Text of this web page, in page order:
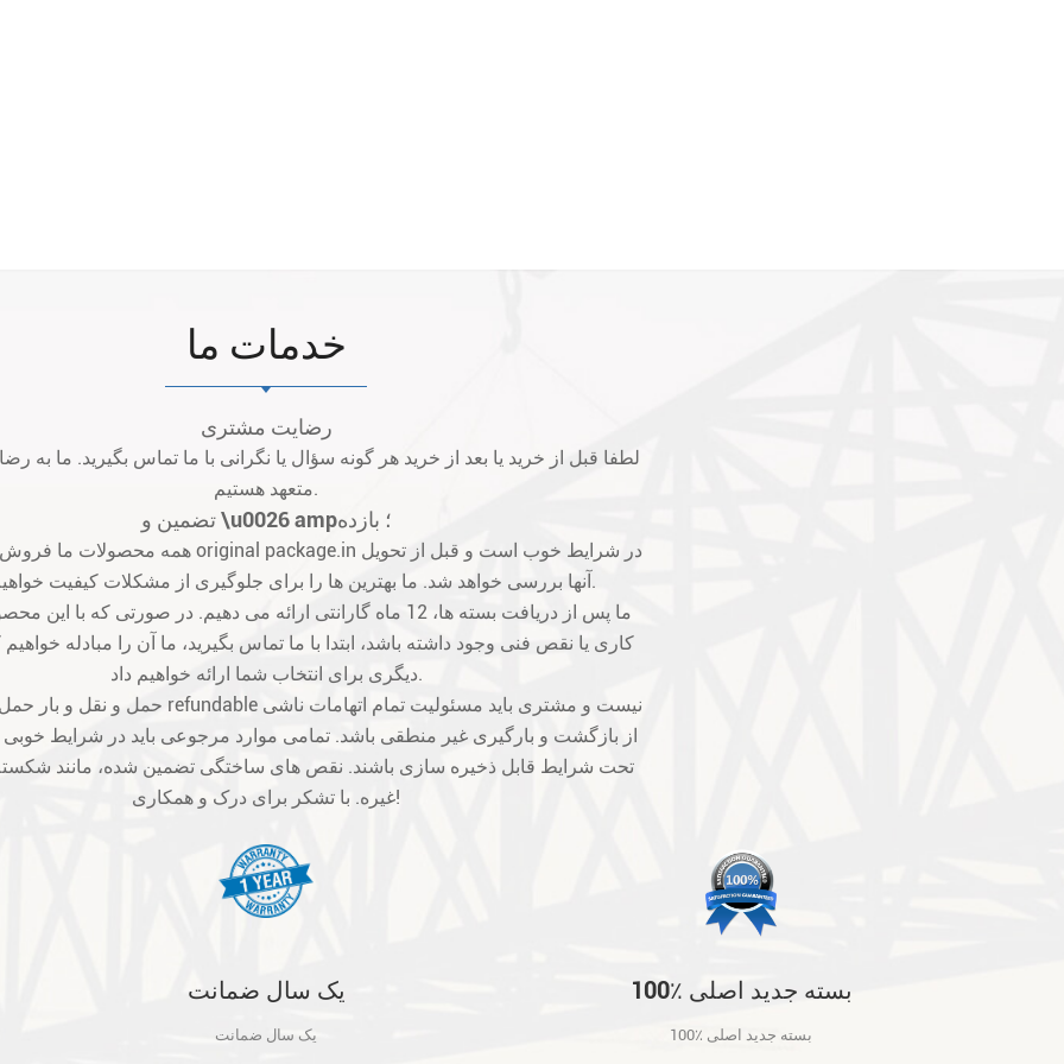
خدمات ما
رضایت مشتری
متعهد هستیم.
تضمین و \u0026 amp؛ بازده
آنها بررسی خواهد شد. ما بهترین ها را برای جلوگیری از مشکلات کیفیت خواهیم گرفت.
کاری یا نقص فنی وجود داشته باشد، ابتدا با ما تماس بگیرید، ما آن را مبادله
دیگری برای انتخاب شما ارائه خواهیم داد.
از بازگشت و بارگیری غیر منطقی باشد. تمامی موارد مرجوعی باید در شرایط خوبی
تحت شرایط قابل ذخیره سازی باشند. نقص های ساختگی تضمین شده، مانند
غیره. با تشکر برای درک و همکاری!
یک سال ضمانت
یک سال ضمانت
100٪ بسته جدید اصلی
100٪ بسته جدید اصلی